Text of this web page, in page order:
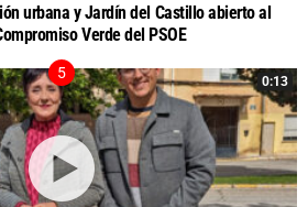
urbana y Jardín del Castillo abierto al
Verde del PSOE
0:13